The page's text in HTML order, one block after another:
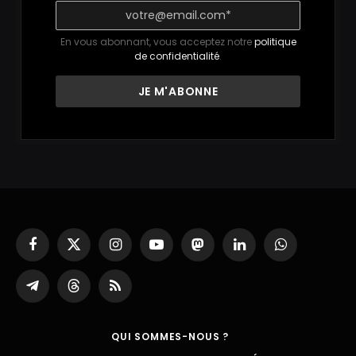
En vous abonnant, vous acceptez notrepolitique
de confidentialité.
Facebook
X
(Twitter)
InstagramYouTubeMastodonLinkedInWhatsApp
Partager
sur
ThreadsRSS
QUI SOMMES-NOUS ?